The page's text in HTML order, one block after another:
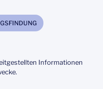
Informationen